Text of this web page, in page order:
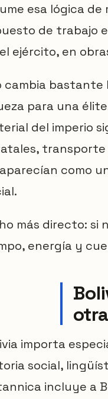
esa lógica
de trabajo
ejército, en
cambia
para una
del imperio
transporte
como
más directo: si
energía y
importa
social,
incluye a